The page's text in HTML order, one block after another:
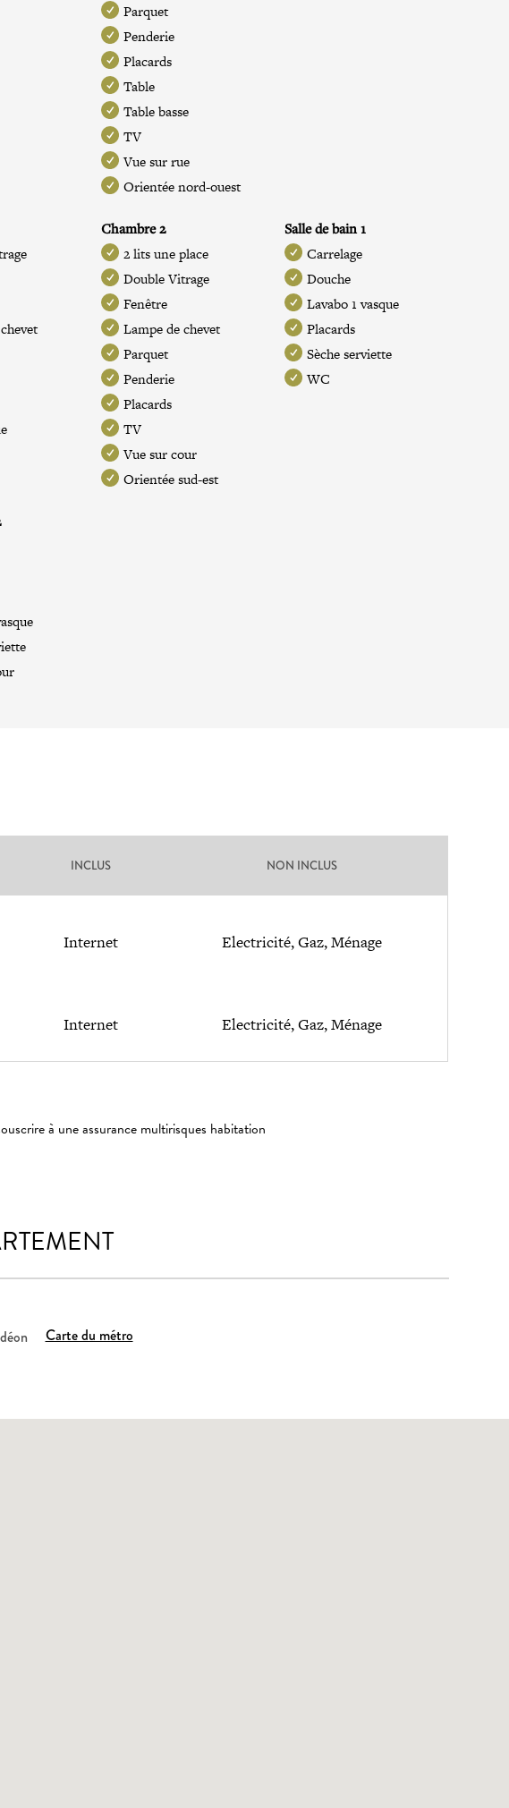
Parquet
Penderie
Placards
Table
Table basse
TV
Vue sur rue
Orientée nord-ouest
Chambre 2
2 lits une place
Double Vitrage
Fenêtre
Lampe de chevet
Parquet
Penderie
Placards
TV
Vue sur cour
Orientée sud-est
Salle de bain 1
Carrelage
Douche
Lavabo 1 vasque
Placards
Sèche serviette
WC
INCLUS NON INCLUS
Internet Electricité, Gaz, Ménage
Internet Electricité, Gaz, Ménage
à une assurance multirisques habitation
Carte du métro